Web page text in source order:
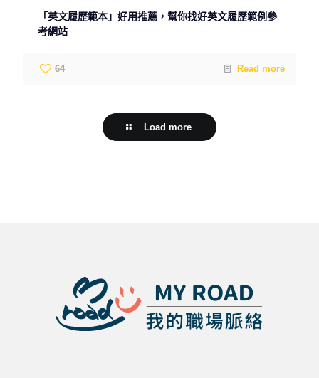
「英文履歷範本」好用推薦，幫你找好英文履歷範例參
考網站
64 Read more
Load more